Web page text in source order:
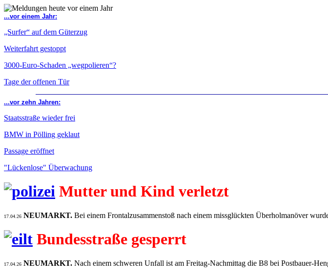
...vor einem Jahr:
„Surfer“ auf dem Güterzug
Weiterfahrt gestoppt
3000-Euro-Schaden „wegpolieren“?
Tage der offenen Tür
...vor zehn Jahren:
Staatsstraße wieder frei
BMW in Pölling geklaut
Passage eröffnet
"Lückenlose" Überwachung
Mutter und Kind verletzt
17.04.26 NEUMARKT. Bei einem Frontalzusammenstoß nach einem missglückten Überholmanöver
Bundesstraße gesperrt
17.04.26 NEUMARKT. Nach einem schweren Unfall ist am Freitag-Nachmittag die B8 bei Postbauer-